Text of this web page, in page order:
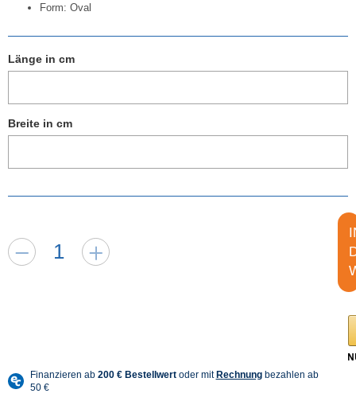
Form: Oval
Länge in cm
Breite in cm